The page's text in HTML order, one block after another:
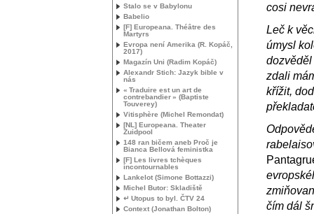
cosi
Leč k
úmysl
dozvěděl
zdali
křížit,
čím dál
Stalo se v Babylonu
Babelio
[F] Europeana. Théâtre des
Martyrs
Evropa není Amerika (R. Kopáč,
2017)
Magazín Uni (Radim Kopáč)
Alexandr Stich: Jazyk bible v
nás
« Traduire est un art de
contrebandier» (Baptiste
Touverey)
Vitisphère (Michel Remondat)
[NL ] Europeana. Theater
Zuidpool
148 ran bičem aneb Proč je
Bianca Bellová feministka
[F] Les livres tchèques
incontournables
Lankelot (Simone Bottazzi)
Michel Butor: Skladiště
↵ Utopus to byl. ČTV 24
Context (Jonathan Bolton)